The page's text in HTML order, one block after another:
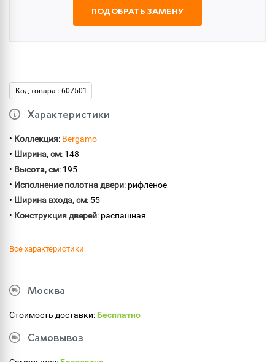
ПОДОБРАТЬ ЗАМЕНУ
Код товара : 607501
Характеристики
• Коллекция: Bergamo
• Ширина, см: 148
• Высота, см: 195
• Исполнение полотна двери: рифленое
• Ширина входа, см: 55
• Конструкция дверей: распашная
Все характеристики
Москва
Стоимость доставки:Бесплатно
Самовывоз